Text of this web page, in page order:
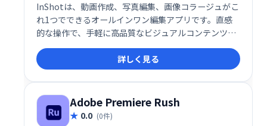
InShotは、動画作成、写真編集、画像コラージュがこ
れ1つでできるオールインワン編集アプリです。直感
的な操作で、手軽に高品質なビジュアルコンテンツを
作成できます。動画編集初心者からプロまで、幅広い
ユーザーにご利用いただけます。
詳しく見る
Adobe Premiere Rush
0.0 (0件)